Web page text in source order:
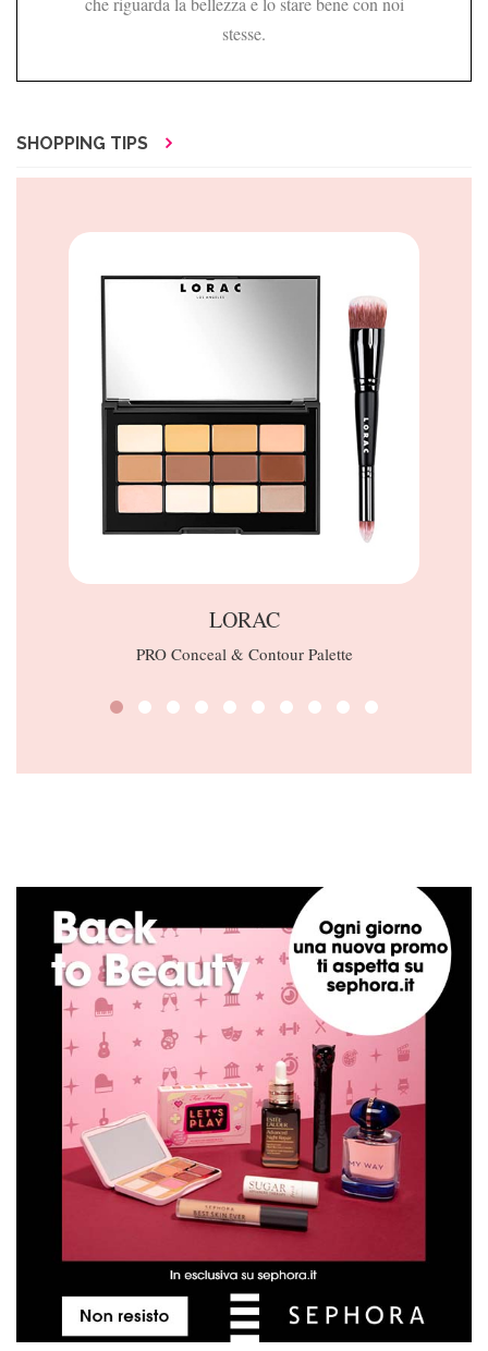
stesse.
SHOPPING TIPS
LORAC
PRO Conceal & Contour Palette